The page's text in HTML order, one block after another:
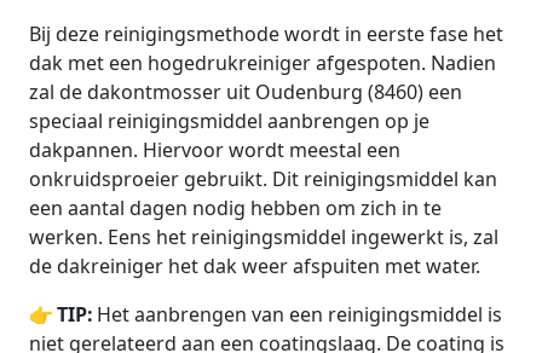
Bij deze reinigingsmethode wordt in eerste fase het
dak met een hogedrukreiniger afgespoten. Nadien
zal de dakontmosser uit Oudenburg (8460) een
speciaal reinigingsmiddel aanbrengen op je
dakpannen. Hiervoor wordt meestal een
onkruidsproeier gebruikt. Dit reinigingsmiddel kan
een aantal dagen nodig hebben om zich in te
werken. Eens het reinigingsmiddel ingewerkt is, zal
de dakreiniger het dak weer afspuiten met water.
👉TIP: Het aanbrengen van een reinigingsmiddel is
niet gerelateerd aan een coatingslaag. De coating is